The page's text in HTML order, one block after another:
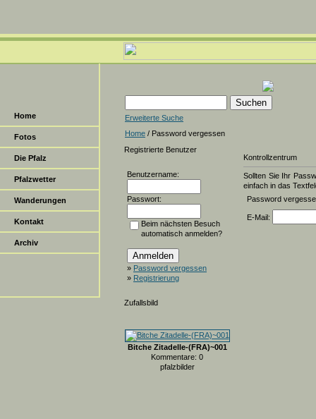
Home
Fotos
Die Pfalz
Pfalzwetter
Wanderungen
Kontakt
Archiv
Erweiterte Suche
Home / Password vergessen
Registrierte Benutzer
Benutzername:
Passwort:
Beim nächsten Besuch
automatisch anmelden?
» Password vergessen
» Registrierung
Zufallsbild
Bitche Zitadelle-(FRA)~001
Kommentare: 0
pfalzbilder
Kontrollzentrum
Sollten Sie Ihr
einfach in das
Password
E-Mail: